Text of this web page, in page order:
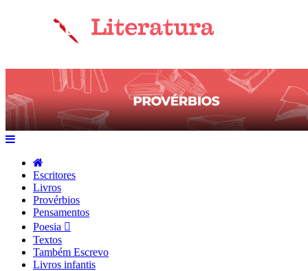
Escritores
Livros
Provérbios
Pensamentos
Poesia
Textos
Também Escrevo
Livros infantis